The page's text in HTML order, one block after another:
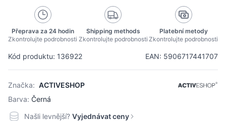
Kód produktu: 136922 EAN: 5906717441707
Značka: ACTIVESHOP
Barva: Černá
Přeprava za 24 hodin
Zkontrolujte podrobnosti
Shipping methods
Zkontrolujte podrobnosti
Platební metody
Zkontrolujte podrobnosti
Našli levnější? Vyjednávat ceny